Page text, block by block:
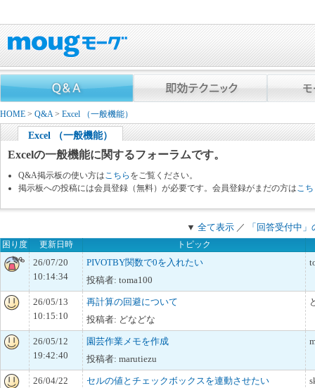
HOME > Q&A> Excel （一般機能）
Excel （一般機能）
Excelの一般機能に関するフォーラムです。
Q&A掲示板の使い方は こちら をご覧ください。
掲示板への投稿には会員登録（無料）が必要です。会員登録がまだの方は こ
▼ 全て表示 ／ 「回答受付中
困り度 更新日時 トピック
26/07/20
10:14:34
PIVOTBY関数で0を入れたい
投稿者: toma100
26/05/13
10:15:10
再計算の回避について
投稿者: どなどな
26/05/12
19:42:40
園芸作業メモを作成
投稿者: marutiezu
26/04/22
セルの値とチェックボックスを連動させたい